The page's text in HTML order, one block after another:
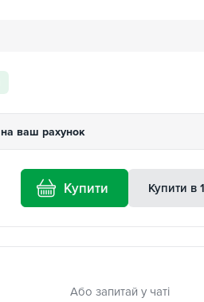
на ваш рахунок
Купити Купити в
Або запитай у чаті